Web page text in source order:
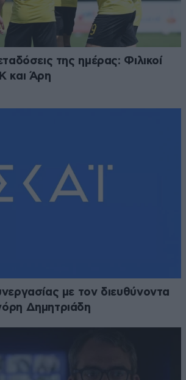
της ημέρας: Φιλικοί
και Άρη
με τον διευθύνοντα
Δημητριάδη